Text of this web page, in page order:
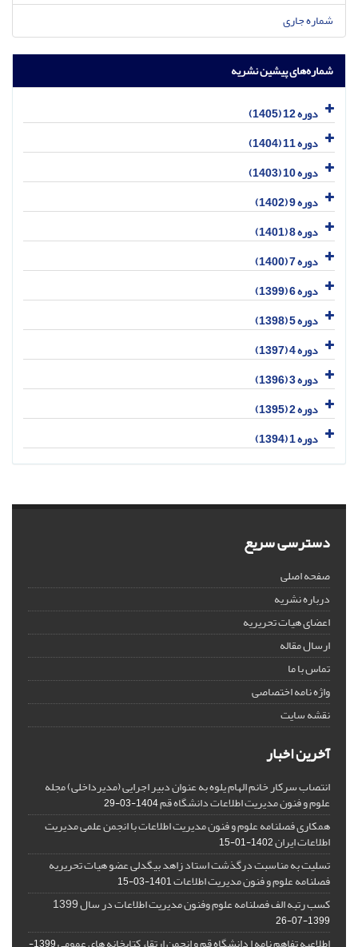
شماره جاری
شماره‌های پیشین نشریه
دوره 12 (1405)
دوره 11 (1404)
دوره 10 (1403)
دوره 9 (1402)
دوره 8 (1401)
دوره 7 (1400)
دوره 6 (1399)
دوره 5 (1398)
دوره 4 (1397)
دوره 3 (1396)
دوره 2 (1395)
دوره 1 (1394)
دسترسی سریع
صفحه اصلی
درباره نشریه
اعضای هیات تحریریه
ارسال مقاله
تماس با ما
واژه نامه اختصاصی
نقشه سایت
آخرین اخبار
انتصاب سرکار خانم الهام یلوه به عنوان دبیر اجرایی (مدیرداخلی) مجله
علوم و فنون مدیریت اطلاعات دانشگاه قم1404-03-29
همکاری فصلنامه علوم و فنون مدیریت اطلاعات با انجمن علمی مدیریت
اطلاعات ایران1402-01-15
تسلیت به مناسبت درگذشت استاد زاهد بیگدلی عضو هیات تحریریه
فصلنامه علوم و فنون مدیریت اطلاعات1401-03-15
کسب رتبه الف فصلنامه علوم وفنون مدیریت اطلاعات در سال 1399
1399-07-26